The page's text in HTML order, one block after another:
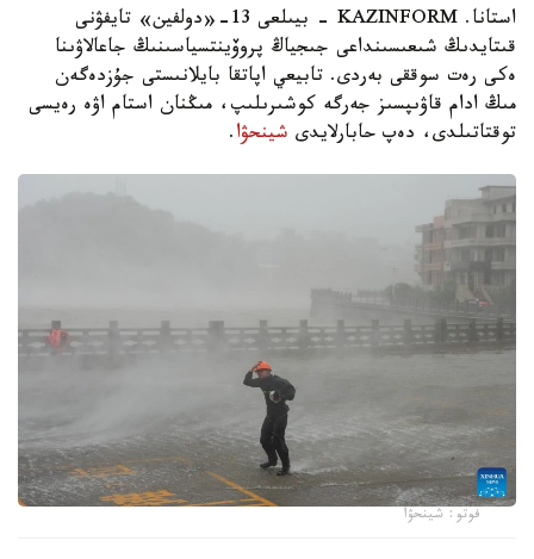
استانا. KAZINFORM - بيىلعى 13-«دولفين» تايفۋنى
قىتايدىڭ شىعىسىنداعى جىجياڭ پروۆينتسياسىنىڭ جاعالاۋىنا
ەكى رەت سوققى بەردى. تابيعي اپاتقا بايلانىستى جۇزدەگەن
مىڭ ادام قاۋىپسىز جەرگە كوشىرىلىپ، مىڭنان استام اۋە رەيسى
توقتاتىلدى، دەپ حابارلايدى شينحۋا.
فوتو: شينحۋا